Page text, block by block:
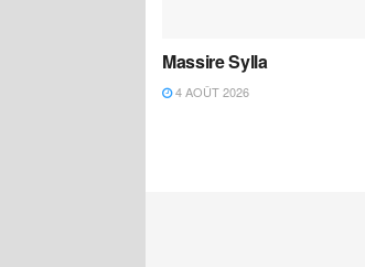
Massire Sylla
4 AOÛT 2026